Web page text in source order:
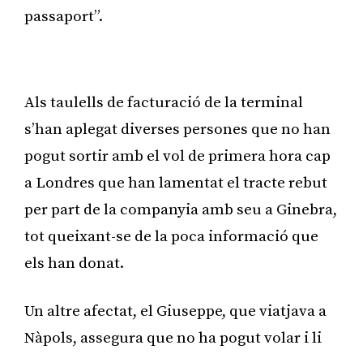
passaport”.
Als taulells de facturació de la terminal
s’han aplegat diverses persones que no han
pogut sortir amb el vol de primera hora cap
a Londres que han lamentat el tracte rebut
per part de la companyia amb seu a Ginebra,
tot queixant-se de la poca informació que
els han donat.
Un altre afectat, el Giuseppe, que viatjava a
Nàpols, assegura que no ha pogut volar i li